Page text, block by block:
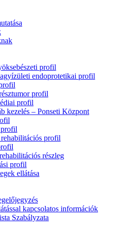
profil
endoprotetikai profil
profil
profil
kezelés – Ponseti Központ
profil
profil
részleg
profil
ellátása
kapcsolatos információk
Szabályzata